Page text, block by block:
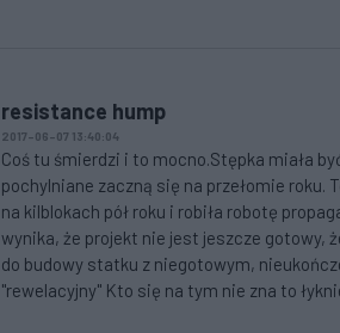
resistance hump
2017-06-07 13:40:04
Coś tu śmierdzi i to mocno.Stępka miała
pochylniane zaczną się na przełomie roku.
na kilblokach pół roku i robiła robotę
wynika, że projekt nie jest jeszcze gotowy,
do budowy statku z niegotowym,
"rewelacyjny" Kto się na tym nie zna to